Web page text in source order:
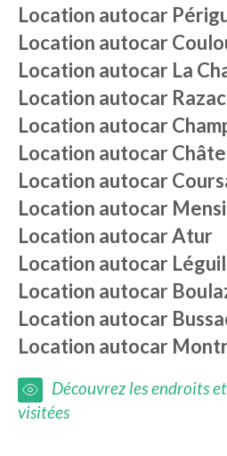
Location autocar
Location autocar
Location autocar La
Location autocar
Location autocar
Location autocar
Location autocar
Location autocar
Location autocarAtur
Location autocar
Location autocar
Location autocar
Location autocar
Découvrez les endroits
visitées